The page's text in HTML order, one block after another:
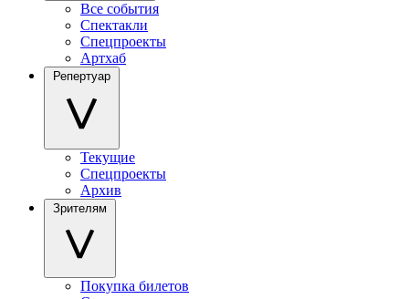
Все события
Спектакли
Спецпроекты
Артхаб
Репертуар
Текущие
Спецпроекты
Архив
Зрителям
Покупка билетов